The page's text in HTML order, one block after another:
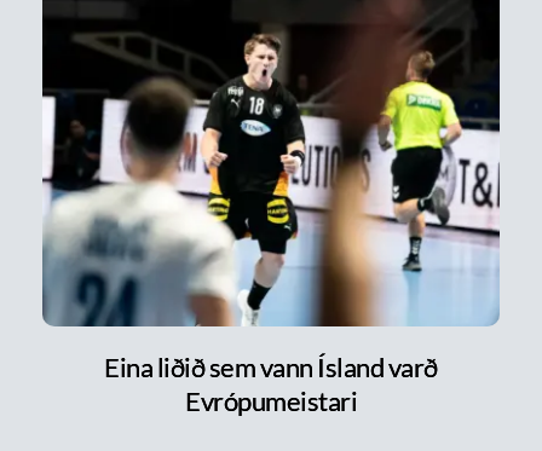
Eina liðið sem vann Ísland varð
Evrópumeistari